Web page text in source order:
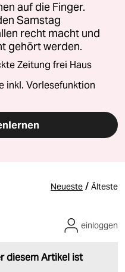
auf die Finger.
Samstag
recht macht und
gehört werden.
Zeitung frei Haus
inkl. Vorlesefunktion
Neueste / Älteste
diesem Artikel ist
einloggen